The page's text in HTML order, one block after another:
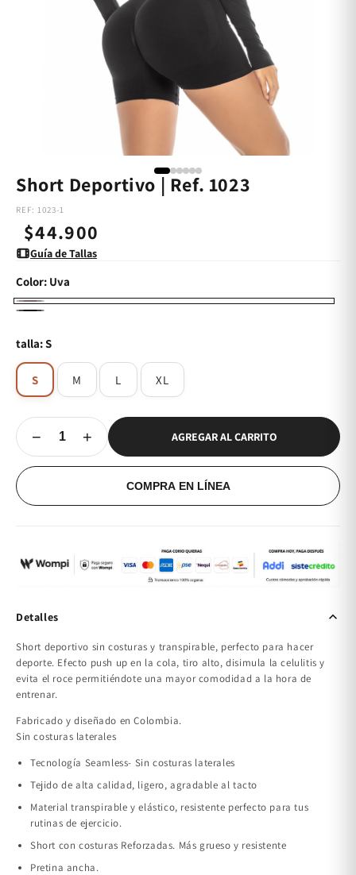
Short Deportivo | Ref. 1023
REF: 1023-1
Precio
habitual
$44.900
Guía de Tallas
Color: Uva
Uva
talla: S
S M L XL
− + AGREGAR AL CARRITO
COMPRA EN LÍNEA
Detalles
Short deportivo sin costuras y transpirable, perfecto para hacer
deporte. Efecto push up en la cola, tiro alto, disimula la celulitis y
evita el roce permitiéndote una mayor comodidad a la hora de
entrenar.
Fabricado y diseñado en Colombia.
Sin costuras laterales
Tecnología Seamless- Sin costuras laterales
Tejido de alta calidad, ligero, agradable al tacto
Material transpirable y elástico, resistente perfecto para tus
rutinas de ejercicio.
Short con costuras Reforzadas. Más grueso y resistente
Pretina ancha.